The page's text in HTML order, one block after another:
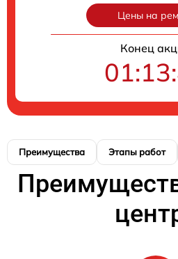
Цены на
Конец
Преимущества Этапы работ